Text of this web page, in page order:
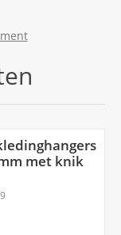
met knik